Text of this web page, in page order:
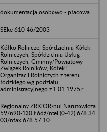
dokumentacja osobowo - płacowa
SEke 610-46/2003
Kółko Rolnicze, Spółdzielnia Kółek
Rolniczych, Spółdzielnia Usług
Rolniczych, Gminny/Powiatowy
Związek Rolników, Kółek i
Organizacji Rolniczych z terenu
łódzkiego wg podziału
administracyjnego z 1.01.1975 r
Regionalny ZRKiOR/nul.Narutowicza
59/n90-130 Łódź/ntel.(0-42) 678 34
03/nfax 678 57 10